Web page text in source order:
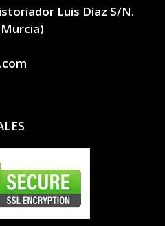
Luis Díaz S/N.